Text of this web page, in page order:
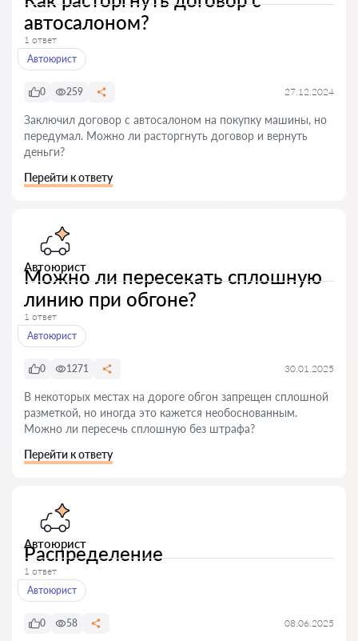
автосалоном?
1 ответ
Автоюрист
0 259 27.12.2024
Заключил договор с автосалоном на покупку машины, но
передумал. Можно ли расторгнуть договор и вернуть
деньги?
Перейти к ответу
Автоюрист
Можно ли пересекать сплошную
линию при обгоне?
1 ответ
Автоюрист
0 1271 30.01.2025
В некоторых местах на дороге обгон запрещен сплошной
разметкой, но иногда это кажется необоснованным.
Можно ли пересечь сплошную без штрафа?
Перейти к ответу
Автоюрист
Распределение
1 ответ
Автоюрист
0 58 08.06.2025